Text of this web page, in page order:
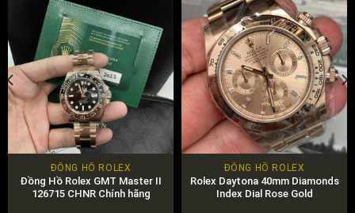
ĐỒNG HỒ ROLEX
Đồng Hồ Rolex GMT Master II
126715 CHNR Chính hãng
ĐỒNG HỒ ROLEX
Rolex Daytona 40mm Diamonds
Index Dial Rose Gold